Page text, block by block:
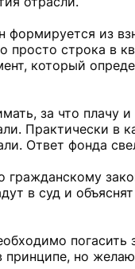
формируется из
строка в
который
за что плачу
Практически в
Ответ фонда
в суд и
принципе, но